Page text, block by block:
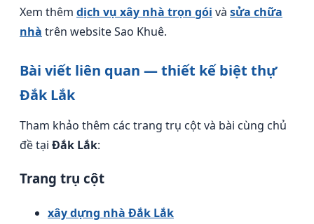
Xem thêm dịch vụ xây nhà trọn gói và sửa chữa
nhà trên website Sao Khuê.
Bài viết liên quan — thiết kế biệt thự
Đắk Lắk
Tham khảo thêm các trang trụ cột và bài cùng chủ
đề tại Đắk Lắk:
Trang trụ cột
xây dựng nhà Đắk Lắk